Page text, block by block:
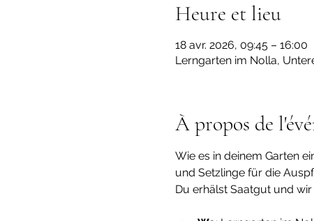
Heure et lieu
18 avr. 2026, 09:45 – 16:00
Lerngarten im Nolla,
À propos de
Wie es in deinem Garten
und Setzlinge für die
Du erhälst Saatgut und